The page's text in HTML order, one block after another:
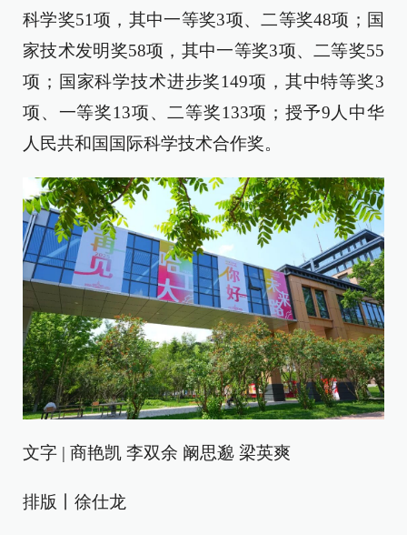
科学奖51项，其中一等奖3项、二等奖48项；国
家技术发明奖58项，其中一等奖3项、二等奖55
项；国家科学技术进步奖149项，其中特等奖3
项、一等奖13项、二等奖133项；授予9人中华
人民共和国国际科学技术合作奖。
文字 | 商艳凯 李双余 阚思邈 梁英爽
排版丨徐仕龙